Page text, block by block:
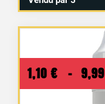
1,10 € – 9,99